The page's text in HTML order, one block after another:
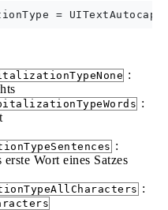
:
:
:
Wort eines Satzes
: